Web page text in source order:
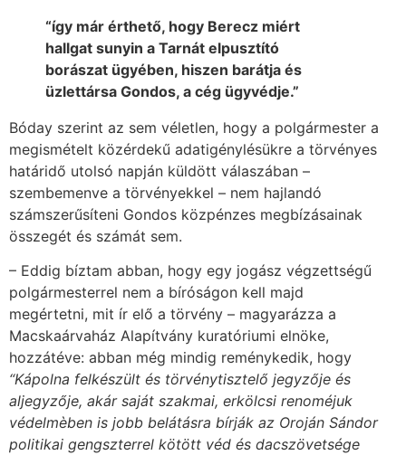
“így már érthető, hogy Berecz miért
hallgat sunyin a Tarnát elpusztító
borászat ügyében, hiszen barátja és
üzlettársa Gondos, a cég ügyvédje.”
Bóday szerint az sem véletlen, hogy a polgármester a
megismételt közérdekű adatigénylésükre a törvényes
határidő utolsó napján küldött válaszában –
szembemenve a törvényekkel – nem hajlandó
számszerűsíteni Gondos közpénzes megbízásainak
összegét és számát sem.
– Eddig bíztam abban, hogy egy jogász végzettségű
polgármesterrel nem a bíróságon kell majd
megértetni, mit ír elő a törvény – magyarázza a
Macskaárvaház Alapítvány kuratóriumi elnöke,
hozzátéve: abban még mindig reménykedik, hogy
“Kápolna felkészült és törvénytisztelő jegyzője és
aljegyzője, akár saját szakmai, erkölcsi renoméjuk
védelmèben is jobb belátásra bírják az Oroján Sándor
politikai gengszterrel kötött véd és dacszövetsége